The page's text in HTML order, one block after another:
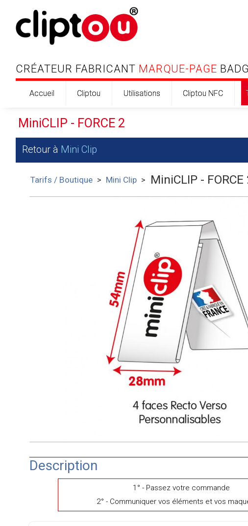
Accueil Cliptou Utilisations Cliptou NFC
CRÉATEUR FABRICANT MARQUE-PAGE
MiniCLIP - FORCE 2
Retour à Mini Clip
Tarifs / Boutique > Mini Clip > MiniCLIP - FORCE
Description
1° - Passez votre commande
2° - Communiquer vos éléments et vos